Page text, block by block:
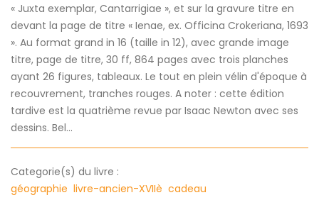
« Juxta exemplar, Cantarrigiae », et sur la gravure titre en
devant la page de titre « Ienae, ex. Officina Crokeriana, 1693
». Au format grand in 16 (taille in 12), avec grande image
titre, page de titre, 30 ff, 864 pages avec trois planches
ayant 26 figures, tableaux. Le tout en plein vélin d'époque à
recouvrement, tranches rouges. A noter : cette édition
tardive est la quatrième revue par Isaac Newton avec ses
dessins. Bel...
Categorie(s) du livre :
géographie livre-ancien-XVIIè cadeau